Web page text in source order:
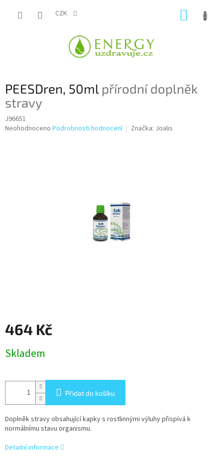
CZK
PEESDren, 50ml přírodní doplněk
stravy
J96651
Průměrné
Neohodnoceno Podrobnosti hodnocení Značka: Joalis
464 Kč
cena:
Skladem
Přidat do košíku
Doplněk stravy obsahující kapky s rostlinnými výluhy přispívá k
normálnímu stavu organismu.
Detailní informace